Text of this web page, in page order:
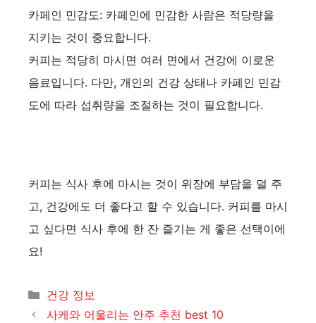
카페인 민감도: 카페인에 민감한 사람은 적당량을
지키는 것이 중요합니다.
커피는 적당히 마시면 여러 면에서 건강에 이로운
음료입니다. 다만, 개인의 건강 상태나 카페인 민감
도에 따라 섭취량을 조절하는 것이 필요합니다.
커피는 식사 후에 마시는 것이 위장에 부담을 덜 주
고, 건강에도 더 좋다고 할 수 있습니다. 커피를 마시
고 싶다면 식사 후에 한 잔 즐기는 게 좋은 선택이에
요!
카
테
건강 정보
사케와 어울리는 안주 추천 best 10